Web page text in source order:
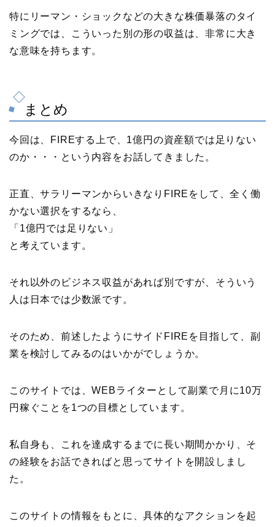
特にリーマン・ショックなどの大きな株価暴落のタイ
ミングでは、こういった別の形の収益は、非常に大き
な意味を持ちます。
まとめ
今回は、FIREする上で、1億円の資産額では足りない
のか・・・という内容をお話してきました。
正直、サラリーマンからいきなりFIREをして、全く働
かない選択をするなら、
「1億円では足りない」
と考えています。
それ以外のビジネス収益があれば別ですが、そういう
人は日本では少数派です。
そのため、前述したようにサイドFIREを目指して、副
業を検討してみるのはいかがでしょうか。
このサイトでは、WEBライターとして副業で月に10万
円稼ぐことを1つの目標としています。
私自身も、これを達成するまでに長い期間かかり、そ
の経験をお話できればと思ってサイトを開設しまし
た。
このサイトの情報をもとに、具体的なアクションを起